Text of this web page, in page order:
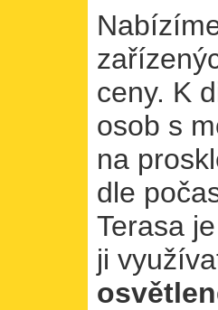
ceny. K
osob s
na
dle
Terasa
ji